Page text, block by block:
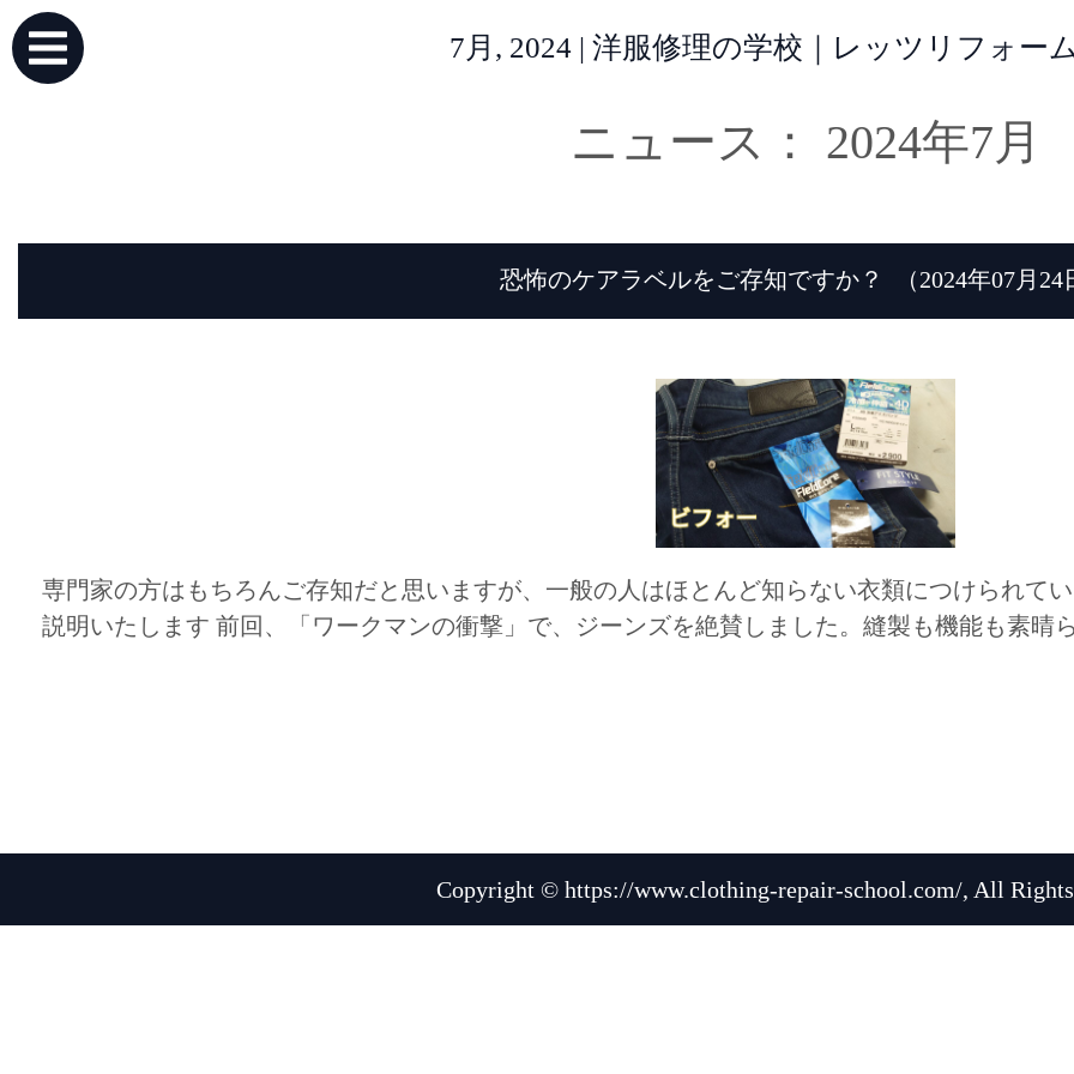
7月, 2024 | 洋服修理の学校｜レッツリフォー
ニュース： 2024年7月
恐怖のケアラベルをご存知ですか？ （2024年07月24
専門家の方はもちろんご存知だと思いますが、一般の人はほとんど知らない衣類につけられて
説明いたします 前回、「ワークマンの衝撃」で、ジーンズを絶賛しました。縫製も機能も素晴
Copyright © https://www.clothing-repair-school.com/, All Rights